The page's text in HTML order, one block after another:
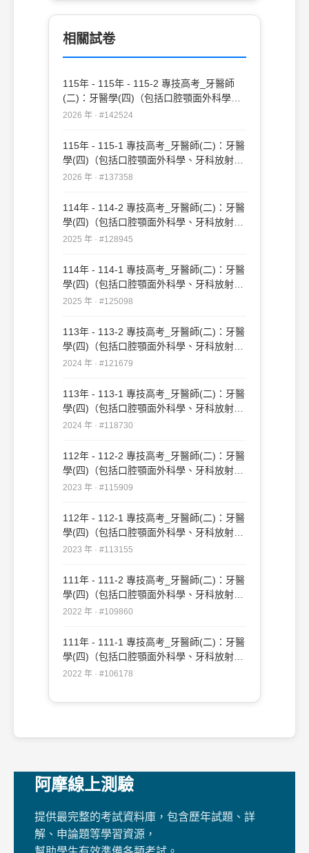
相關試卷
115年 - 115年 - 115-2 專技高考_牙醫師
(二)：牙醫學(四)（包括口腔顎面外科學、
牙科放射線學等科目及其相關臨床實例與醫
2026 年 · #142524
115年 - 115-1 專技高考_牙醫師(二)：牙醫
學(四)（包括口腔顎面外科學、牙科放射線
學等科目及其相關臨床實例與醫學倫理）
2026 年 · #137358
114年 - 114-2 專技高考_牙醫師(二)：牙醫
學(四)（包括口腔顎面外科學、牙科放射線
學等科目及其相關臨床實例與醫學倫理）
2025 年 · #128945
114年 - 114-1 專技高考_牙醫師(二)：牙醫
學(四)（包括口腔顎面外科學、牙科放射線
學等科目及其相關臨床實例與醫學倫理）
2025 年 · #125098
113年 - 113-2 專技高考_牙醫師(二)：牙醫
學(四)（包括口腔顎面外科學、牙科放射線
學等科目及其相關臨床實例與醫學倫理）
2024 年 · #121679
113年 - 113-1 專技高考_牙醫師(二)：牙醫
學(四)（包括口腔顎面外科學、牙科放射線
學等科目及其相關臨床實例與醫學倫理）
2024 年 · #118730
112年 - 112-2 專技高考_牙醫師(二)：牙醫
學(四)（包括口腔顎面外科學、牙科放射線
學等科目及其相關臨床實例與醫學倫理）
2023 年 · #115909
112年 - 112-1 專技高考_牙醫師(二)：牙醫
學(四)（包括口腔顎面外科學、牙科放射線
學等科目及其相關臨床實例與醫學倫理）
2023 年 · #113155
111年 - 111-2 專技高考_牙醫師(二)：牙醫
學(四)（包括口腔顎面外科學、牙科放射線
學等科目及其相關臨床實例與醫學倫理）
2022 年 · #109860
111年 - 111-1 專技高考_牙醫師(二)：牙醫
學(四)（包括口腔顎面外科學、牙科放射線
學等科目及其相關臨床實例與醫學倫理）
2022 年 · #106178
阿摩線上測驗
提供最完整的考試資料庫，包含歷年試題、詳
解、申論題等學習資源，